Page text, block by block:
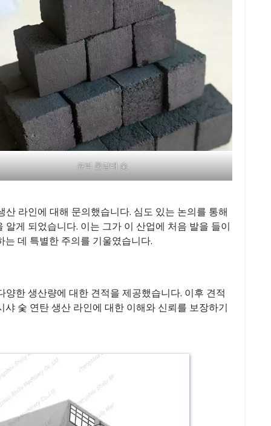
큐빅 물담배 숯
라인에 대해 문의했습니다. 심도 있는 논의를 통해
알게 되었습니다. 이는 그가 이 산업에 처음 발을 들이
데 특별한 주의를 기울였습니다.
한 생산량에 대한 견적을 제공했습니다. 이후 견적
숯 연탄 생산 라인에 대한 이해와 신뢰를 보장하기